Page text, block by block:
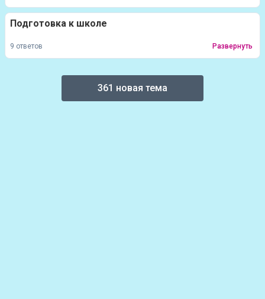
Подготовка к школе
9 ответов Развернуть
361 новая тема